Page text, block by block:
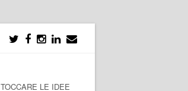
TOCCARE LE IDEE